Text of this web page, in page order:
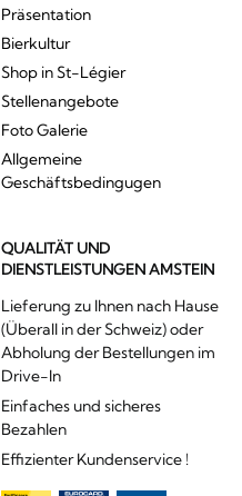
Präsentation
Bierkultur
Shop in St-Légier
Stellenangebote
Foto Galerie
Allgemeine
Geschäftsbedingugen
QUALITÄT UND
DIENSTLEISTUNGEN AMSTEIN
Lieferung zu Ihnen nach Hause
(Überall in der Schweiz) oder
Abholung der Bestellungen im
Drive-In
Einfaches und sicheres
Bezahlen
Effizienter Kundenservice !